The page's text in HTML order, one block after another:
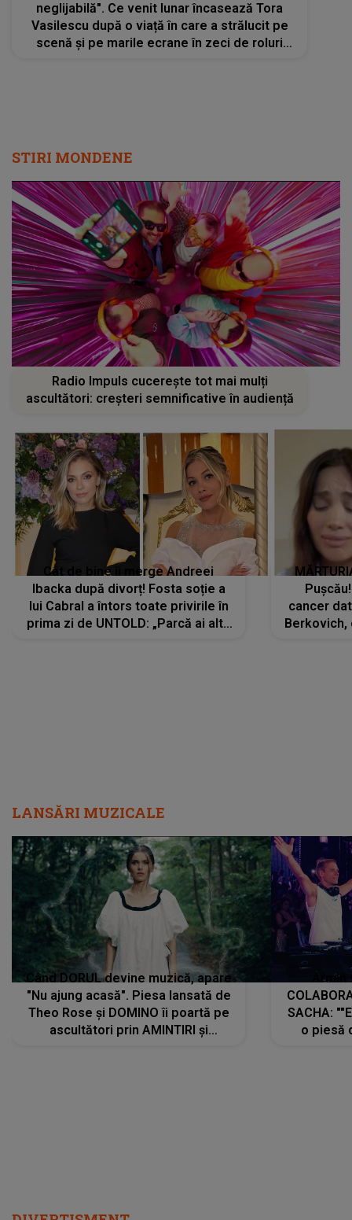
neglijabilă". Ce venit lunar încasează Tora
Vasilescu după o viață în care a strălucit pe
scenă și pe marile ecrane în zeci de roluri
STIRI MONDENE
Radio Impuls cucerește tot mai mulți
ascultători: creșteri semnificative în audiență
Cât de bine îi merge Andreei
Ibacka după divorț! Fosta soție a
lui Cabral a întors toate privirile în
prima zi de UNTOLD: „Parcă ai altă
cancer
Berkovich,
LANSĂRI MUZICALE
Când DORUL devine muzică, apare
"Nu ajung acasă". Piesa lansată de
Theo Rose și DOMINO îi poartă pe
ascultători prin AMINTIRI și
SACHA:
o piesă